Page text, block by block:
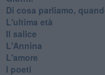
Di cosa parliamo,
L'ultima età
Il salice
L'Annina
L'amore
I poeti